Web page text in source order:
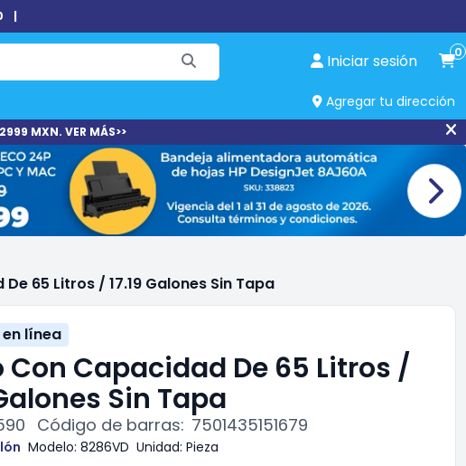
|
Iniciar sesión 0
Agregar tu dirección
MXN. VER MÁS>>
65 Litros / 17.19 Galones Sin Tapa
en línea
Con Capacidad De 65 Litros /
Sin Tapa
Código de barras: 7501435151679
Modelo: 8286VD Unidad: Pieza